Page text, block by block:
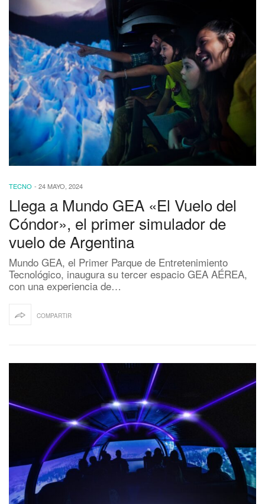
TECNO - 24 MAYO, 2024
Llega a Mundo GEA «El Vuelo del
Cóndor», el primer simulador de
vuelo de Argentina
Mundo GEA, el Primer Parque de Entretenimiento
Tecnológico, inaugura su tercer espacio GEA AÉREA,
con una experiencia de…
COMPARTIR